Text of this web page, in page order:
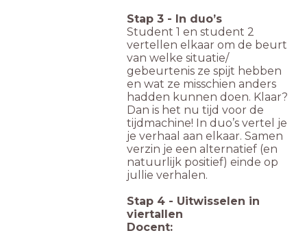
Stap 3 - In duo’s
Student 1 en student 2
vertellen elkaar om de beurt
van welke situatie/
gebeurtenis ze spijt hebben
en wat ze misschien anders
hadden kunnen doen. Klaar?
Dan is het nu tijd voor de
tijdmachine! In duo’s vertel je
je verhaal aan elkaar. Samen
verzin je een alternatief (en
natuurlijk positief) einde op
jullie verhalen.
Stap 4 - Uitwisselen in
viertallen
Docent: